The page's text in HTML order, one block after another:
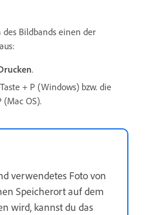
des Bildbands einen der
.
+ P (Windows) bzw. die
(Mac OS).
verwendetes Foto von
Speicherort auf dem
wird, kannst du das